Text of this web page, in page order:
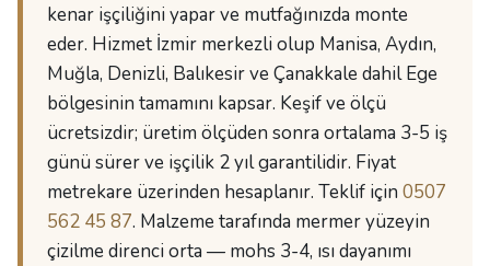
kenar işçiliğini yapar ve mutfağınızda monte
eder. Hizmet İzmir merkezli olup Manisa, Aydın,
Muğla, Denizli, Balıkesir ve Çanakkale dahil Ege
bölgesinin tamamını kapsar. Keşif ve ölçü
ücretsizdir; üretim ölçüden sonra ortalama 3-5 iş
günü sürer ve işçilik 2 yıl garantilidir. Fiyat
metrekare üzerinden hesaplanır. Teklif için 0507
562 45 87. Malzeme tarafında mermer yüzeyin
çizilme direnci orta — mohs 3-4, ısı dayanımı